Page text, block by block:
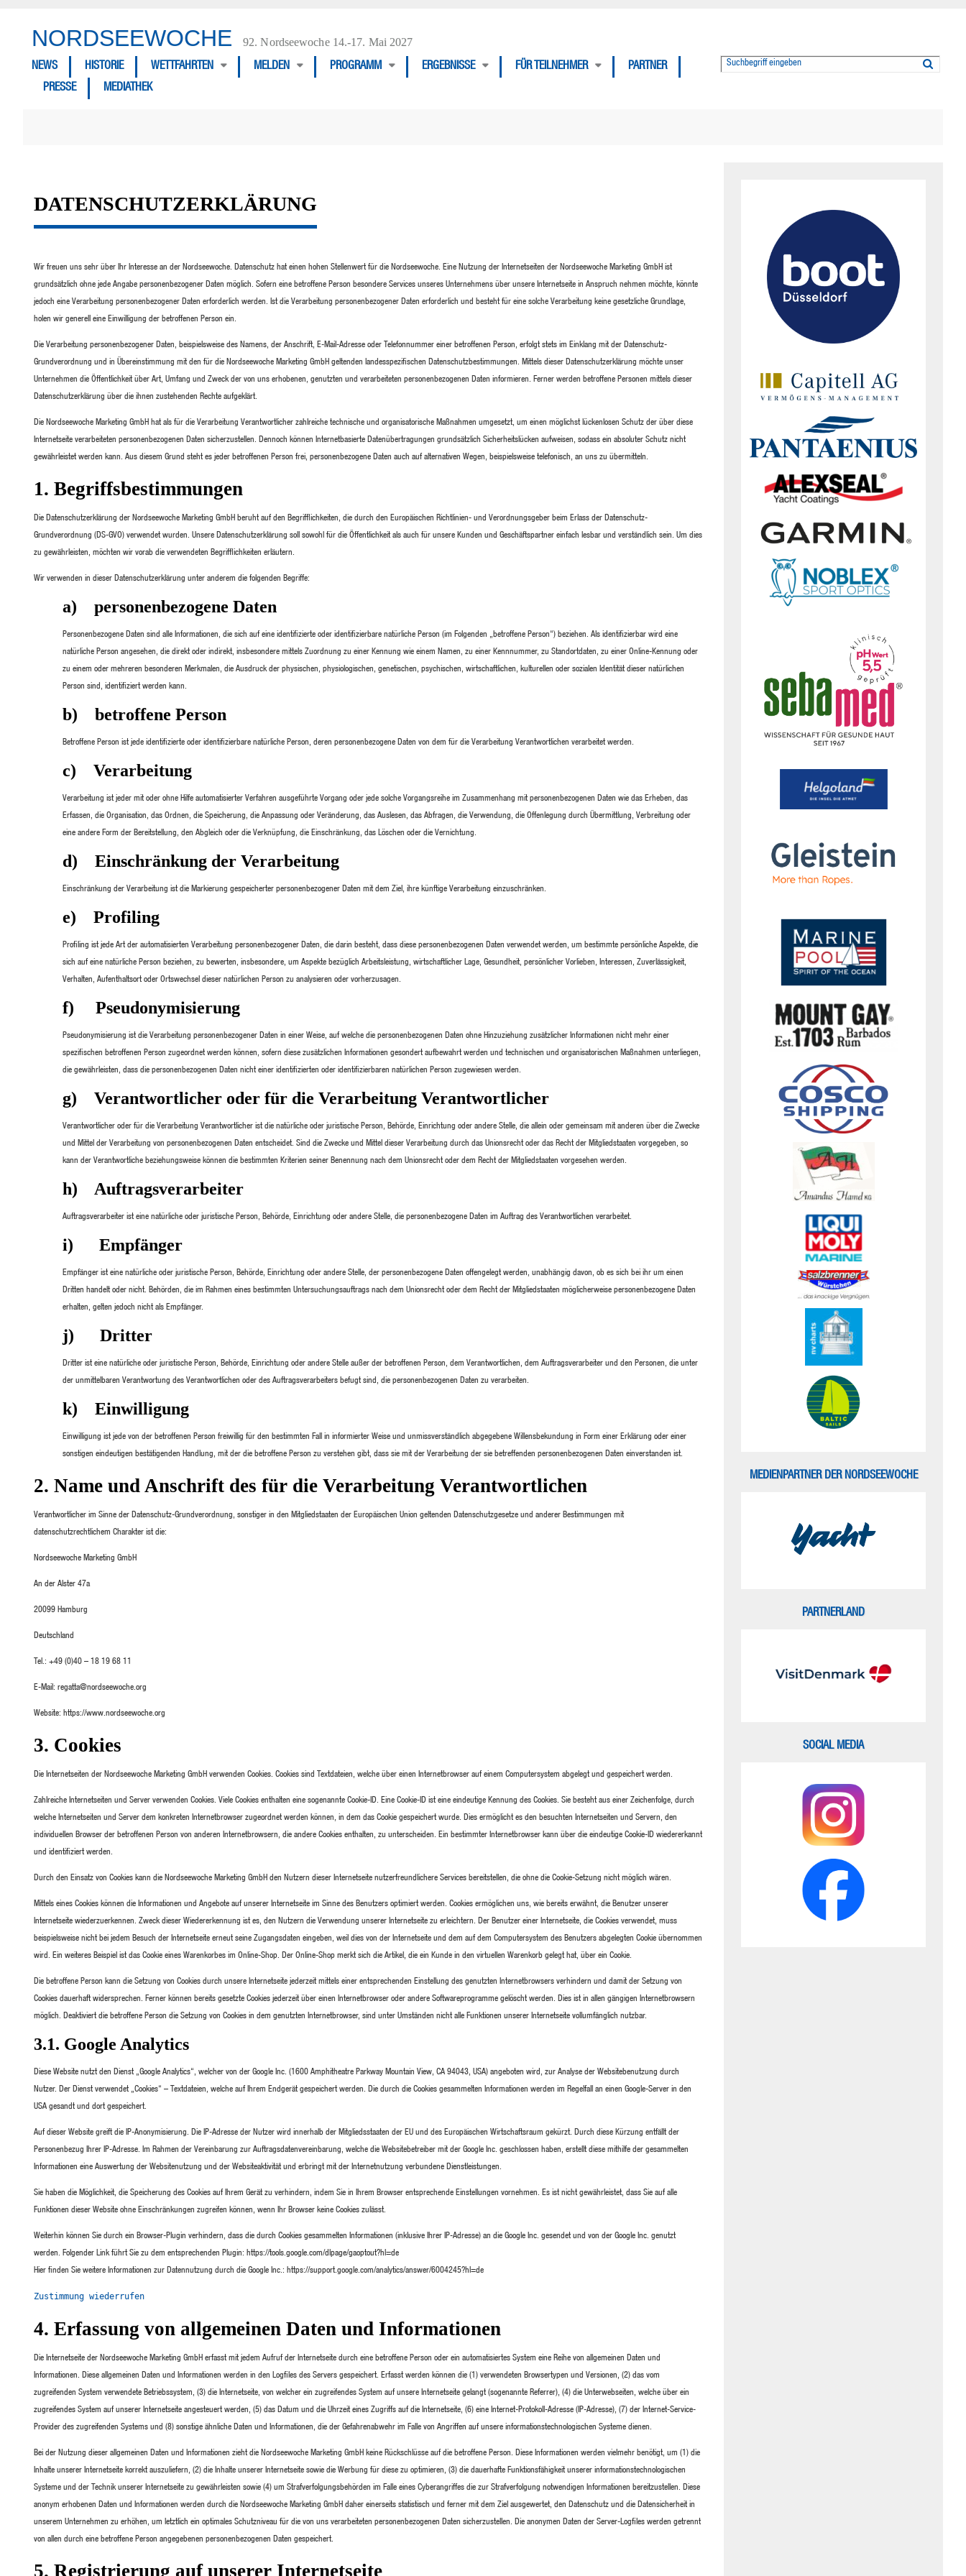
NORDSEEWOCHE 92. Nordseewoche 14.-17. Mai 2027
NEWS HISTORIE WETTFAHRTEN MELDEN PROGRAMM ERGEBNISSE FÜR TEILNEHMER
PARTNER
PRESSE
MEDIATHEK
DATENSCHUTZERKLÄRUNG
Wir freuen uns sehr über Ihr Interesse an der Nordseewoche. Datenschutz hat einen hohen Stellenwert für die Nordseewoche. Eine Nutzung der Internetseiten der Nordseewoche Marketing GmbH ist
grundsätzlich ohne jede Angabe personenbezogener Daten möglich. Sofern eine betroffene Person besondere Services unseres Unternehmens über unsere Internetseite in Anspruch nehmen möchte, könnte
jedoch eine Verarbeitung personenbezogener Daten erforderlich werden. Ist die Verarbeitung personenbezogener Daten erforderlich und besteht für eine solche Verarbeitung keine gesetzliche Grundlage,
holen wir generell eine Einwilligung der betroffenen Person ein.
Die Verarbeitung personenbezogener Daten, beispielsweise des Namens, der Anschrift, E-Mail-Adresse oder Telefonnummer einer betroffenen Person, erfolgt stets im Einklang mit der Datenschutz-
Grundverordnung und in Übereinstimmung mit den für die Nordseewoche Marketing GmbH geltenden landesspezifischen Datenschutzbestimmungen. Mittels dieser Datenschutzerklärung möchte unser
Unternehmen die Öffentlichkeit über Art, Umfang und Zweck der von uns erhobenen, genutzten und verarbeiteten personenbezogenen Daten informieren. Ferner werden betroffene Personen mittels dieser
Datenschutzerklärung über die ihnen zustehenden Rechte aufgeklärt.
Die Nordseewoche Marketing GmbH hat als für die Verarbeitung Verantwortlicher zahlreiche technische und organisatorische Maßnahmen umgesetzt, um einen möglichst lückenlosen Schutz der über diese
Internetseite verarbeiteten personenbezogenen Daten sicherzustellen. Dennoch können Internetbasierte Datenübertragungen grundsätzlich Sicherheitslücken aufweisen, sodass ein absoluter Schutz nicht
gewährleistet werden kann. Aus diesem Grund steht es jeder betroffenen Person frei, personenbezogene Daten auch auf alternativen Wegen, beispielsweise telefonisch, an uns zu übermitteln.
1. Begriffsbestimmungen
Die Datenschutzerklärung der Nordseewoche Marketing GmbH beruht auf den Begrifflichkeiten, die durch den Europäischen Richtlinien- und Verordnungsgeber beim Erlass der Datenschutz-
Grundverordnung (DS-GVO) verwendet wurden. Unsere Datenschutzerklärung soll sowohl für die Öffentlichkeit als auch für unsere Kunden und Geschäftspartner einfach lesbar und verständlich sein. Um dies
zu gewährleisten, möchten wir vorab die verwendeten Begrifflichkeiten erläutern.
Wir verwenden in dieser Datenschutzerklärung unter anderem die folgenden Begriffe:
a) personenbezogene Daten
Personenbezogene Daten sind alle Informationen, die sich auf eine identifizierte oder identifizierbare natürliche Person (im Folgenden „betroffene Person“) beziehen. Als identifizierbar wird eine
natürliche Person angesehen, die direkt oder indirekt, insbesondere mittels Zuordnung zu einer Kennung wie einem Namen, zu einer Kennnummer, zu Standortdaten, zu einer Online-Kennung oder
zu einem oder mehreren besonderen Merkmalen, die Ausdruck der physischen, physiologischen, genetischen, psychischen, wirtschaftlichen, kulturellen oder sozialen Identität dieser natürlichen
Person sind, identifiziert werden kann.
b) betroffene Person
Betroffene Person ist jede identifizierte oder identifizierbare natürliche Person, deren personenbezogene Daten von dem für die Verarbeitung Verantwortlichen verarbeitet werden.
c) Verarbeitung
Verarbeitung ist jeder mit oder ohne Hilfe automatisierter Verfahren ausgeführte Vorgang oder jede solche Vorgangsreihe im Zusammenhang mit personenbezogenen Daten wie das Erheben, das
Erfassen, die Organisation, das Ordnen, die Speicherung, die Anpassung oder Veränderung, das Auslesen, das Abfragen, die Verwendung, die Offenlegung durch Übermittlung, Verbreitung oder
eine andere Form der Bereitstellung, den Abgleich oder die Verknüpfung, die Einschränkung, das Löschen oder die Vernichtung.
d) Einschränkung der Verarbeitung
Einschränkung der Verarbeitung ist die Markierung gespeicherter personenbezogener Daten mit dem Ziel, ihre künftige Verarbeitung einzuschränken.
e) Profiling
Profiling ist jede Art der automatisierten Verarbeitung personenbezogener Daten, die darin besteht, dass diese personenbezogenen Daten verwendet werden, um bestimmte persönliche Aspekte, die
sich auf eine natürliche Person beziehen, zu bewerten, insbesondere, um Aspekte bezüglich Arbeitsleistung, wirtschaftlicher Lage, Gesundheit, persönlicher Vorlieben, Interessen, Zuverlässigkeit,
Verhalten, Aufenthaltsort oder Ortswechsel dieser natürlichen Person zu analysieren oder vorherzusagen.
f) Pseudonymisierung
Pseudonymisierung ist die Verarbeitung personenbezogener Daten in einer Weise, auf welche die personenbezogenen Daten ohne Hinzuziehung zusätzlicher Informationen nicht mehr einer
spezifischen betroffenen Person zugeordnet werden können, sofern diese zusätzlichen Informationen gesondert aufbewahrt werden und technischen und organisatorischen Maßnahmen unterliegen,
die gewährleisten, dass die personenbezogenen Daten nicht einer identifizierten oder identifizierbaren natürlichen Person zugewiesen werden.
g) Verantwortlicher oder für die Verarbeitung Verantwortlicher
Verantwortlicher oder für die Verarbeitung Verantwortlicher ist die natürliche oder juristische Person, Behörde, Einrichtung oder andere Stelle, die allein oder gemeinsam mit anderen über die Zwecke
und Mittel der Verarbeitung von personenbezogenen Daten entscheidet. Sind die Zwecke und Mittel dieser Verarbeitung durch das Unionsrecht oder das Recht der Mitgliedstaaten vorgegeben, so
kann der Verantwortliche beziehungsweise können die bestimmten Kriterien seiner Benennung nach dem Unionsrecht oder dem Recht der Mitgliedstaaten vorgesehen werden.
h) Auftragsverarbeiter
Auftragsverarbeiter ist eine natürliche oder juristische Person, Behörde, Einrichtung oder andere Stelle, die personenbezogene Daten im Auftrag des Verantwortlichen verarbeitet.
i) Empfänger
Empfänger ist eine natürliche oder juristische Person, Behörde, Einrichtung oder andere Stelle, der personenbezogene Daten offengelegt werden, unabhängig davon, ob es sich bei ihr um einen
Dritten handelt oder nicht. Behörden, die im Rahmen eines bestimmten Untersuchungsauftrags nach dem Unionsrecht oder dem Recht der Mitgliedstaaten möglicherweise personenbezogene Daten
erhalten, gelten jedoch nicht als Empfänger.
j) Dritter
Dritter ist eine natürliche oder juristische Person, Behörde, Einrichtung oder andere Stelle außer der betroffenen Person, dem Verantwortlichen, dem Auftragsverarbeiter und den Personen, die unter
der unmittelbaren Verantwortung des Verantwortlichen oder des Auftragsverarbeiters befugt sind, die personenbezogenen Daten zu verarbeiten.
k) Einwilligung
Einwilligung ist jede von der betroffenen Person freiwillig für den bestimmten Fall in informierter Weise und unmissverständlich abgegebene Willensbekundung in Form einer Erklärung oder einer
sonstigen eindeutigen bestätigenden Handlung, mit der die betroffene Person zu verstehen gibt, dass sie mit der Verarbeitung der sie betreffenden personenbezogenen Daten einverstanden ist.
2. Name und Anschrift des für die Verarbeitung Verantwortlichen
Verantwortlicher im Sinne der Datenschutz-Grundverordnung, sonstiger in den Mitgliedstaaten der Europäischen Union geltenden Datenschutzgesetze und anderer Bestimmungen mit
datenschutzrechtlichem Charakter ist die:
Nordseewoche Marketing GmbH
An der Alster 47a
20099 Hamburg
Deutschland
Tel.: +49 (0)40 – 18 19 68 11
E-Mail: regatta@nordseewoche.org
Website: https://www.nordseewoche.org
3. Cookies
Die Internetseiten der Nordseewoche Marketing GmbH verwenden Cookies. Cookies sind Textdateien, welche über einen Internetbrowser auf einem Computersystem abgelegt und gespeichert werden.
Zahlreiche Internetseiten und Server verwenden Cookies. Viele Cookies enthalten eine sogenannte Cookie-ID. Eine Cookie-ID ist eine eindeutige Kennung des Cookies. Sie besteht aus einer Zeichenfolge, durch
welche Internetseiten und Server dem konkreten Internetbrowser zugeordnet werden können, in dem das Cookie gespeichert wurde. Dies ermöglicht es den besuchten Internetseiten und Servern, den
individuellen Browser der betroffenen Person von anderen Internetbrowsern, die andere Cookies enthalten, zu unterscheiden. Ein bestimmter Internetbrowser kann über die eindeutige Cookie-ID wiedererkannt
und identifiziert werden.
Durch den Einsatz von Cookies kann die Nordseewoche Marketing GmbH den Nutzern dieser Internetseite nutzerfreundlichere Services bereitstellen, die ohne die Cookie-Setzung nicht möglich wären.
Mittels eines Cookies können die Informationen und Angebote auf unserer Internetseite im Sinne des Benutzers optimiert werden. Cookies ermöglichen uns, wie bereits erwähnt, die Benutzer unserer
Internetseite wiederzuerkennen. Zweck dieser Wiedererkennung ist es, den Nutzern die Verwendung unserer Internetseite zu erleichtern. Der Benutzer einer Internetseite, die Cookies verwendet, muss
beispielsweise nicht bei jedem Besuch der Internetseite erneut seine Zugangsdaten eingeben, weil dies von der Internetseite und dem auf dem Computersystem des Benutzers abgelegten Cookie übernommen
wird. Ein weiteres Beispiel ist das Cookie eines Warenkorbes im Online-Shop. Der Online-Shop merkt sich die Artikel, die ein Kunde in den virtuellen Warenkorb gelegt hat, über ein Cookie.
Die betroffene Person kann die Setzung von Cookies durch unsere Internetseite jederzeit mittels einer entsprechenden Einstellung des genutzten Internetbrowsers verhindern und damit der Setzung von
Cookies dauerhaft widersprechen. Ferner können bereits gesetzte Cookies jederzeit über einen Internetbrowser oder andere Softwareprogramme gelöscht werden. Dies ist in allen gängigen Internetbrowsern
möglich. Deaktiviert die betroffene Person die Setzung von Cookies in dem genutzten Internetbrowser, sind unter Umständen nicht alle Funktionen unserer Internetseite vollumfänglich nutzbar.
3.1. Google Analytics
Diese Website nutzt den Dienst „Google Analytics“, welcher von der Google Inc. (1600 Amphitheatre Parkway Mountain View, CA 94043, USA) angeboten wird, zur Analyse der Websitebenutzung durch
Nutzer. Der Dienst verwendet „Cookies“ – Textdateien, welche auf Ihrem Endgerät gespeichert werden. Die durch die Cookies gesammelten Informationen werden im Regelfall an einen Google-Server in den
USA gesandt und dort gespeichert.
Auf dieser Website greift die IP-Anonymisierung. Die IP-Adresse der Nutzer wird innerhalb der Mitgliedsstaaten der EU und des Europäischen Wirtschaftsraum gekürzt. Durch diese Kürzung entfällt der
Personenbezug Ihrer IP-Adresse. Im Rahmen der Vereinbarung zur Auftragsdatenvereinbarung, welche die Websitebetreiber mit der Google Inc. geschlossen haben, erstellt diese mithilfe der gesammelten
Informationen eine Auswertung der Websitenutzung und der Websiteaktivität und erbringt mit der Internetnutzung verbundene Dienstleistungen.
Sie haben die Möglichkeit, die Speicherung des Cookies auf Ihrem Gerät zu verhindern, indem Sie in Ihrem Browser entsprechende Einstellungen vornehmen. Es ist nicht gewährleistet, dass Sie auf alle
Funktionen dieser Website ohne Einschränkungen zugreifen können, wenn Ihr Browser keine Cookies zulässt.
Weiterhin können Sie durch ein Browser-Plugin verhindern, dass die durch Cookies gesammelten Informationen (inklusive Ihrer IP-Adresse) an die Google Inc. gesendet und von der Google Inc. genutzt
werden. Folgender Link führt Sie zu dem entsprechenden Plugin: https://tools.google.com/dlpage/gaoptout?hl=de
Hier finden Sie weitere Informationen zur Datennutzung durch die Google Inc.: https://support.google.com/analytics/answer/6004245?hl=de
Zustimmung wiederrufen
4. Erfassung von allgemeinen Daten und Informationen
Die Internetseite der Nordseewoche Marketing GmbH erfasst mit jedem Aufruf der Internetseite durch eine betroffene Person oder ein automatisiertes System eine Reihe von allgemeinen Daten und
Informationen. Diese allgemeinen Daten und Informationen werden in den Logfiles des Servers gespeichert. Erfasst werden können die (1) verwendeten Browsertypen und Versionen, (2) das vom
zugreifenden System verwendete Betriebssystem, (3) die Internetseite, von welcher ein zugreifendes System auf unsere Internetseite gelangt (sogenannte Referrer), (4) die Unterwebseiten, welche über ein
zugreifendes System auf unserer Internetseite angesteuert werden, (5) das Datum und die Uhrzeit eines Zugriffs auf die Internetseite, (6) eine Internet-Protokoll-Adresse (IP-Adresse), (7) der Internet-Service-
Provider des zugreifenden Systems und (8) sonstige ähnliche Daten und Informationen, die der Gefahrenabwehr im Falle von Angriffen auf unsere informationstechnologischen Systeme dienen.
Bei der Nutzung dieser allgemeinen Daten und Informationen zieht die Nordseewoche Marketing GmbH keine Rückschlüsse auf die betroffene Person. Diese Informationen werden vielmehr benötigt, um (1) die
Inhalte unserer Internetseite korrekt auszuliefern, (2) die Inhalte unserer Internetseite sowie die Werbung für diese zu optimieren, (3) die dauerhafte Funktionsfähigkeit unserer informationstechnologischen
Systeme und der Technik unserer Internetseite zu gewährleisten sowie (4) um Strafverfolgungsbehörden im Falle eines Cyberangriffes die zur Strafverfolgung notwendigen Informationen bereitzustellen. Diese
anonym erhobenen Daten und Informationen werden durch die Nordseewoche Marketing GmbH daher einerseits statistisch und ferner mit dem Ziel ausgewertet, den Datenschutz und die Datensicherheit in
unserem Unternehmen zu erhöhen, um letztlich ein optimales Schutzniveau für die von uns verarbeiteten personenbezogenen Daten sicherzustellen. Die anonymen Daten der Server-Logfiles werden getrennt
von allen durch eine betroffene Person angegebenen personenbezogenen Daten gespeichert.
5. Registrierung auf unserer Internetseite
MEDIENPARTNER DER NORDSEEWOCHE
PARTNERLAND
SOCIAL MEDIA